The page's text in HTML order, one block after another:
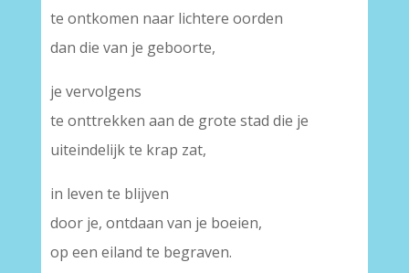
te ontkomen naar lichtere oorden
dan die van je geboorte,
je vervolgens
te onttrekken aan de grote stad die je
uiteindelijk te krap zat,
in leven te blijven
door je, ontdaan van je boeien,
op een eiland te begraven.